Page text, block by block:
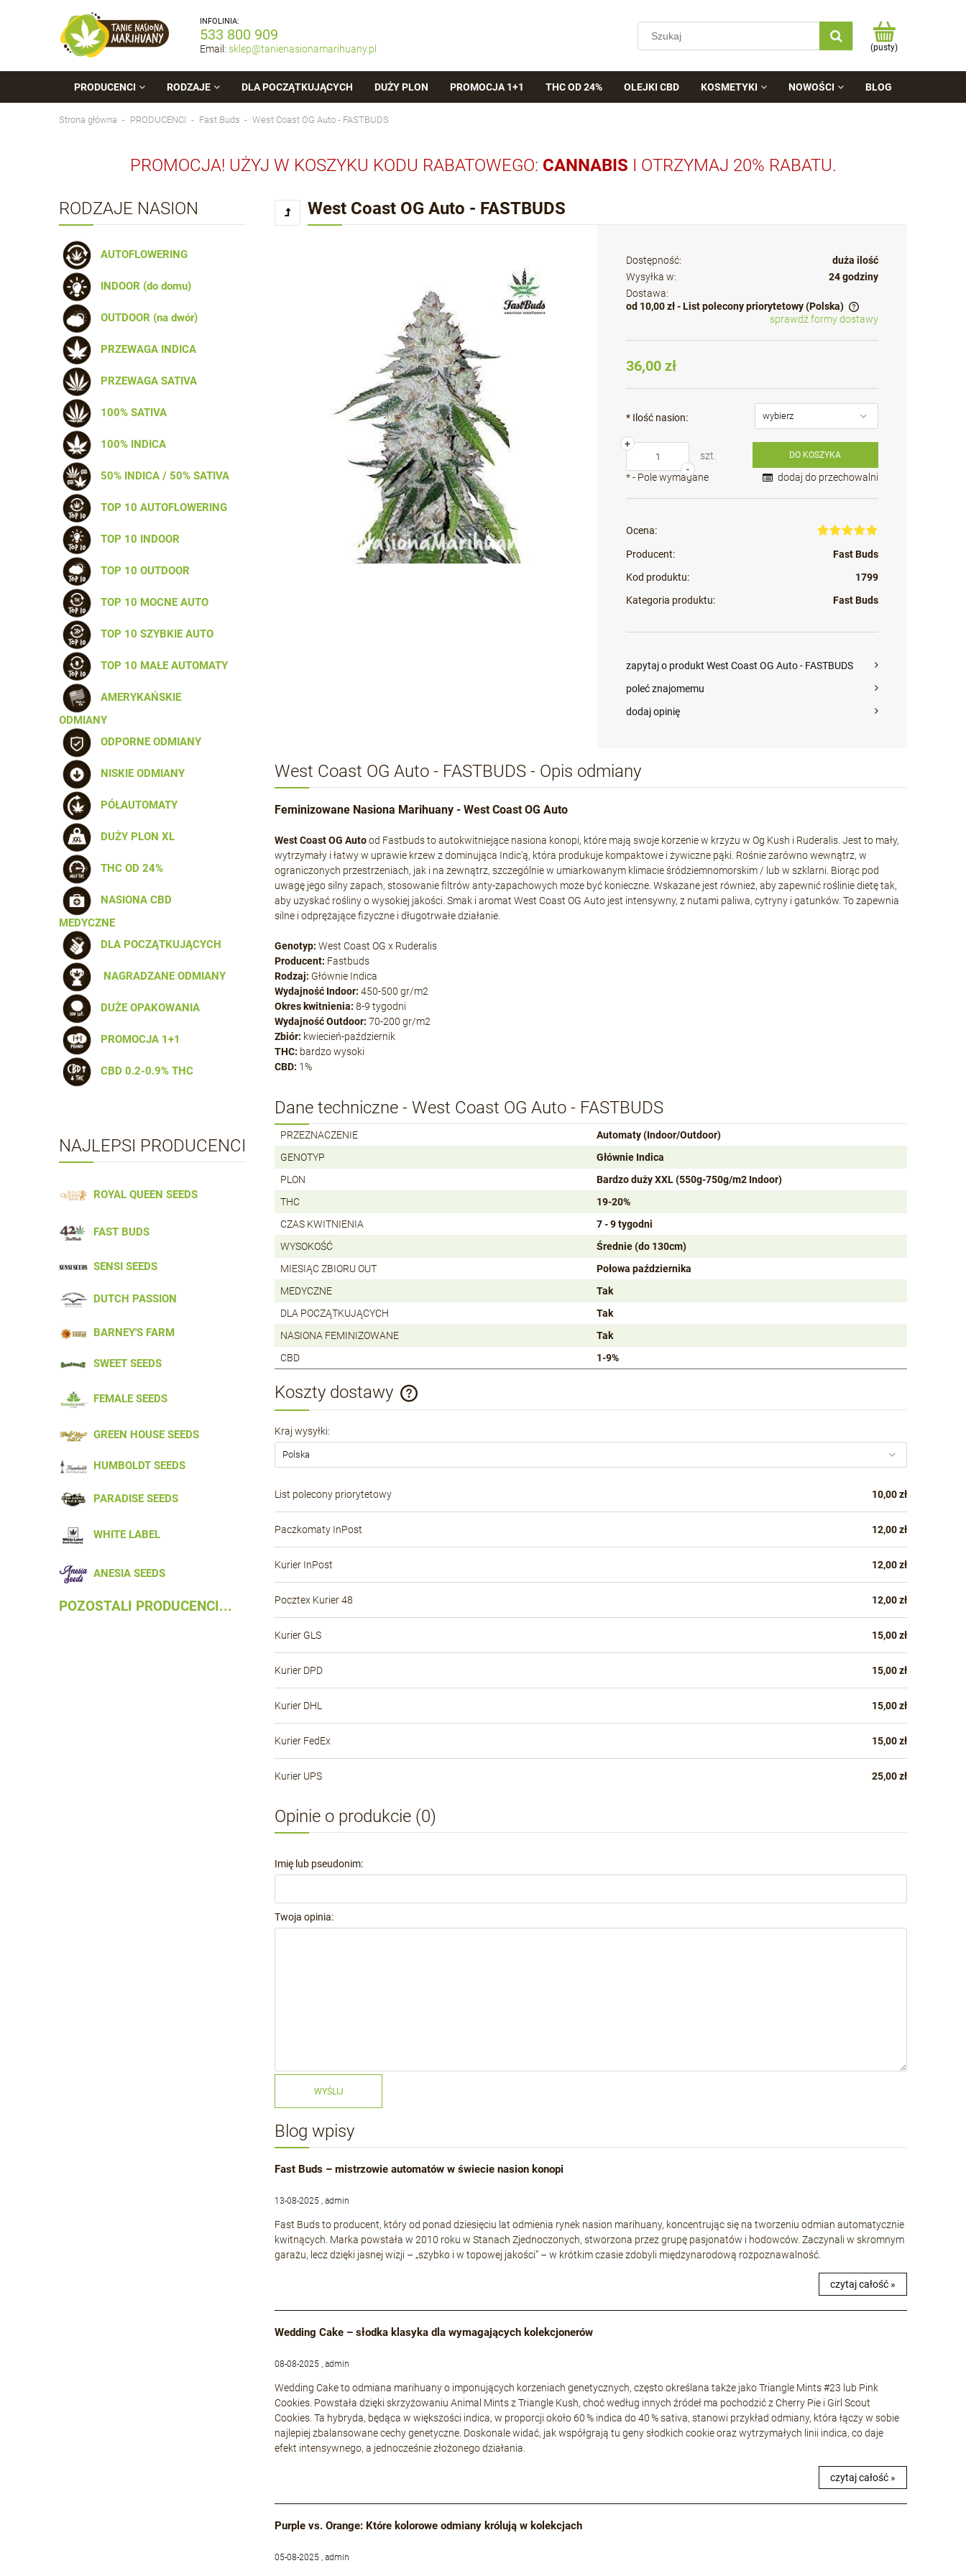
INFOLINIA:
533 800 909
Email: sklep@tanienasionamarihuany.pl (pusty)
PRODUCENCI RODZAJE DLA POCZĄTKUJĄCYCH DUŻY PLON PROMOCJA 1+1 THC OD 24% OLEJKI CBD KOSMETYKI NOWOŚCI BLOG
Strona główna PRODUCENCI Fast Buds West Coast OG Auto - FASTBUDS
PROMOCJA! UŻYJ W KOSZYKU KODU RABATOWEGO: CANNABIS I OTRZYMAJ 20% RABATU.
RODZAJE NASION
AUTOFLOWERING
INDOOR (do domu)
OUTDOOR (na dwór)
PRZEWAGA INDICA
PRZEWAGA SATIVA
100% SATIVA
100% INDICA
50% INDICA / 50% SATIVA
TOP 10 AUTOFLOWERING
TOP 10 INDOOR
TOP 10 OUTDOOR
TOP 10 MOCNE AUTO
TOP 10 SZYBKIE AUTO
TOP 10 MAŁE AUTOMATY
AMERYKAŃSKIE
ODMIANY
ODPORNE ODMIANY
NISKIE ODMIANY
PÓŁAUTOMATY
DUŻY PLON XL
THC OD 24%
NASIONA CBD
MEDYCZNE
DLA POCZĄTKUJĄCYCH
NAGRADZANE ODMIANY
DUŻE OPAKOWANIA
PROMOCJA 1+1
CBD 0.2-0.9% THC
NAJLEPSI PRODUCENCI
ROYAL QUEEN SEEDS
FAST BUDS
SENSI SEEDS
DUTCH PASSION
BARNEY'S FARM
SWEET SEEDS
FEMALE SEEDS
GREEN HOUSE SEEDS
HUMBOLDT SEEDS
PARADISE SEEDS
WHITE LABEL
ANESIA SEEDS
POZOSTALI PRODUCENCI...
West Coast OG Auto - FASTBUDS
Dostępność:
duża ilość
Wysyłka w:
24 godziny
Dostawa:
od 10,00 zł - List polecony priorytetowy (Polska)
Cena nie zawiera ewentualnych kosztów
sprawdź formy dostawy
36,00 zł
* Ilość nasion:
-
+
szt.
DO KOSZYKA
dodaj do przechowalni
*- Pole wymagane
Ocena:
Producent:
Fast Buds
Kod produktu:
1799
Kategoria produktu:
Fast Buds
zapytaj o produkt West Coast OG Auto - FASTBUDS
poleć znajomemu
dodaj opinię
West Coast OG Auto - FASTBUDS - Opis odmiany
Feminizowane Nasiona Marihuany - West Coast OG Auto
West Coast OG Autood Fastbuds to autokwitniejące nasiona konopi, które mają swoje korzenie w krzyżu w Og Kush i Ruderalis. Jest to mały,
wytrzymały i łatwy w uprawie krzew z dominująca Indic'ą, która produkuje kompaktowe i żywiczne pąki. Rośnie zarówno wewnątrz, w
ograniczonych przestrzeniach, jak i na zewnątrz, szczególnie w umiarkowanym klimacie śródziemnomorskim / lub w szklarni. Biorąc pod
uwagę jego silny zapach, stosowanie filtrów anty-zapachowych może być konieczne. Wskazane jest również, aby zapewnić roślinie dietę tak,
aby uzyskać rośliny o wysokiej jakości. Smak i aromat West Coast OG Auto jest intensywny, z nutami paliwa, cytryny i gatunków. To zapewnia
silne i odprężające fizyczne i długotrwałe działanie.
Genotyp: West Coast OG x Ruderalis
Producent: Fastbuds
Rodzaj: Głównie Indica
Wydajność Indoor: 450-500 gr/m2
Okres kwitnienia: 8-9 tygodni
Wydajność Outdoor: 70-200 gr/m2
Zbiór: kwiecień-październik
THC: bardzo wysoki
CBD: 1%
Dane techniczne - West Coast OG Auto - FASTBUDS
PRZEZNACZENIE
Automaty (Indoor/Outdoor)
GENOTYP
Głównie Indica
PLON
Bardzo duży XXL (550g-750g/m2 Indoor)
THC
19-20%
CZAS KWITNIENIA
7 - 9 tygodni
WYSOKOŚĆ
Średnie (do 130cm)
MIESIĄC ZBIORU OUT
Połowa października
MEDYCZNE
Tak
DLA POCZĄTKUJĄCYCH
Tak
NASIONA FEMINIZOWANE
Tak
CBD
1-9%
Koszty dostawy
płatności
Kraj wysyłki:
List polecony priorytetowy 10,00 zł
Paczkomaty InPost 12,00 zł
Kurier InPost 12,00 zł
Pocztex Kurier 48 12,00 zł
Kurier GLS 15,00 zł
Kurier DPD 15,00 zł
Kurier DHL 15,00 zł
Kurier FedEx 15,00 zł
Kurier UPS 25,00 zł
Opinie o produkcie (0)
Imię lub pseudonim:
Twoja opinia:
WYŚLIJ
Blog wpisy
Fast Buds – mistrzowie automatów w świecie nasion konopi
13-08-2025 , admin
Fast Buds to producent, który od ponad dziesięciu lat odmienia rynek nasion marihuany, koncentrując się na tworzeniu odmian automatycznie
kwitnących. Marka powstała w 2010 roku w Stanach Zjednoczonych, stworzona przez grupę pasjonatów i hodowców. Zaczynali w skromnym
garażu, lecz dzięki jasnej wizji – „szybko i w topowej jakości” – w krótkim czasie zdobyli międzynarodową rozpoznawalność.
czytaj całość »
Wedding Cake – słodka klasyka dla wymagających kolekcjonerów
08-08-2025 , admin
Wedding Cake to odmiana marihuany o imponujących korzeniach genetycznych, często określana także jako Triangle Mints #23 lub Pink
Cookies. Powstała dzięki skrzyżowaniu Animal Mints z Triangle Kush, choć według innych źródeł ma pochodzić z Cherry Pie i Girl Scout
Cookies. Ta hybryda, będąca w większości indica, w proporcji około 60 % indica do 40 % sativa, stanowi przykład odmiany, która łączy w sobie
najlepiej zbalansowane cechy genetyczne. Doskonale widać, jak współgrają tu geny słodkich cookie oraz wytrzymałych linii indica, co daje
efekt intensywnego, a jednocześnie złożonego działania.
czytaj całość »
Purple vs. Orange: Które kolorowe odmiany królują w kolekcjach
05-08-2025 , admin